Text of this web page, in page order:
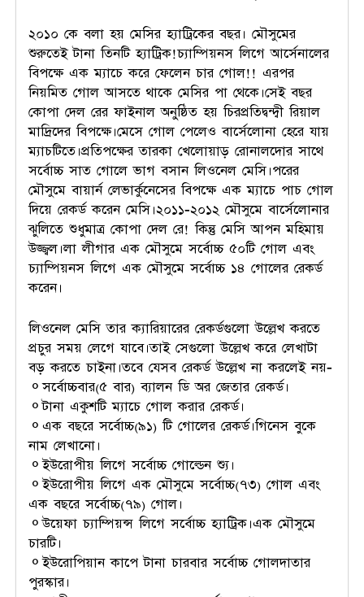
২০১০ কে বলা হয় মেসির হ্যাট্রিকের বছর। মৌসুমের
শুরুতেই টানা তিনটি হ্যাট্রিক!চ্যাম্পিয়নস লিগে আর্সেনালের
বিপক্ষে এক ম্যাচে করে ফেলেন চার গোল!! এরপর
নিয়মিত গোল আসতে থাকে মেসির পা থেকে।সেই বছর
কোপা দেল রের ফাইনাল অনুষ্ঠিত হয় চিরপ্রতিদ্বন্দ্বী রিয়াল
মাদ্রিদের বিপক্ষে।মেসে গোল পেলেও বার্সেলোনা হেরে যায়
ম্যাচটিতে।প্রতিপক্ষের তারকা খেলোয়াড় রোনালদোর সাথে
সর্বোচ্চ সাত গোলে ভাগ বসান লিওনেল মেসি।পরের
মৌসুমে বায়ার্ন লেভার্কুনেসের বিপক্ষে এক ম্যাচে পাচ গোল
দিয়ে রেকর্ড করেন মেসি।২০১১-২০১২ মৌসুমে বার্সেলোনার
ঝুলিতে শুধুমাত্র কোপা দেল রে! কিন্তু মেসি আপন মহিমায়
উজ্জ্বল।লা লীগার এক মৌসুমে সর্বোচ্চ ৫০টি গোল এবং
চ্যাম্পিয়নস লিগে এক মৌসুমে সর্বোচ্চ ১৪ গোলের রেকর্ড
করেন।
লিওনেল মেসি তার ক্যারিয়ারের রেকর্ডগুলো উল্লেখ করতে
প্রচুর সময় লেগে যাবে।তাই সেগুলো উল্লেখ করে লেখাটা
বড় করতে চাইনা।তবে যেসব রেকর্ড উল্লেখ না করলেই নয়-
⚬সর্বোচ্চবার(৫ বার) ব্যালন ডি অর জেতার রেকর্ড।
⚬টানা একুশটি ম্যাচে গোল করার রেকর্ড।
⚬এক বছরে সর্বোচ্চ(৯১) টি গোলের রেকর্ড।গিনেস বুকে
নাম লেখানো।
⚬ইউরোপীয় লিগে সর্বোচ্চ গোল্ডেন শ্যু।
⚬ইউরোপীয় লিগে এক মৌসুমে সর্বোচ্চ(৭৩) গোল এবং
এক বছরে সর্বোচ্চ(৭৯) গোল।
⚬উয়েফা চ্যাম্পিয়ন্স লিগে সর্বোচ্চ হ্যাট্রিক।এক মৌসুমে
চারটি।
⚬ইউরোপিয়ান কাপে টানা চারবার সর্বোচ্চ গোলদাতার
পুরস্কার।